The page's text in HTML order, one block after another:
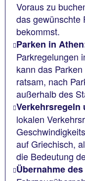
Voraus zu
das gewünschte
bekommst.
Parken in
Parkregelungen
kann das
ratsam, nach
außerhalb des
Verkehrsregeln
lokalen
auf Griechisch,
die Bedeutung
Übernahme